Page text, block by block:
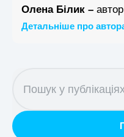
Олена Білик –
Детальніше про